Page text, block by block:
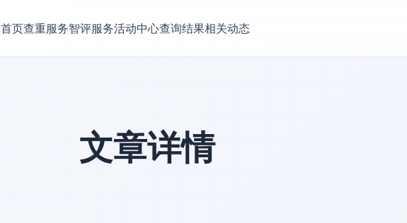
首页查重服务智评服务活动中心查询结果相关动态
文章详情